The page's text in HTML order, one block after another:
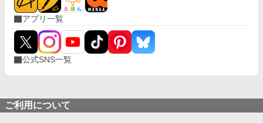
アプリ一覧
公式SNS一覧
ご利用について